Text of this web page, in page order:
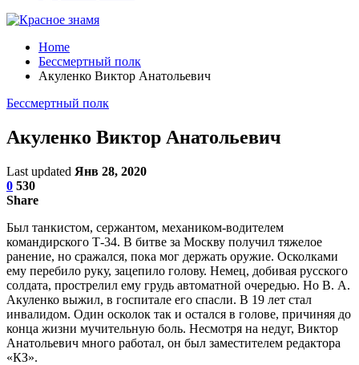
Home
Бессмертный полк
Акуленко Виктор Анатольевич
Бессмертный полк
Акуленко Виктор Анатольевич
Last updated Янв 28, 2020
0 530
Share
Был танкистом, сержантом, механиком-водителем
командирского Т-34. В битве за Москву получил тяжелое
ранение, но сражался, пока мог держать оружие. Осколками
ему перебило руку, зацепило голову. Немец, добивая русского
солдата, прострелил ему грудь автоматной очередью. Но В. А.
Акуленко выжил, в госпитале его спасли. В 19 лет стал
инвалидом. Один осколок так и остался в голове, причиняя до
конца жизни мучительную боль. Несмотря на недуг, Виктор
Анатольевич много работал, он был заместителем редактора
«КЗ».